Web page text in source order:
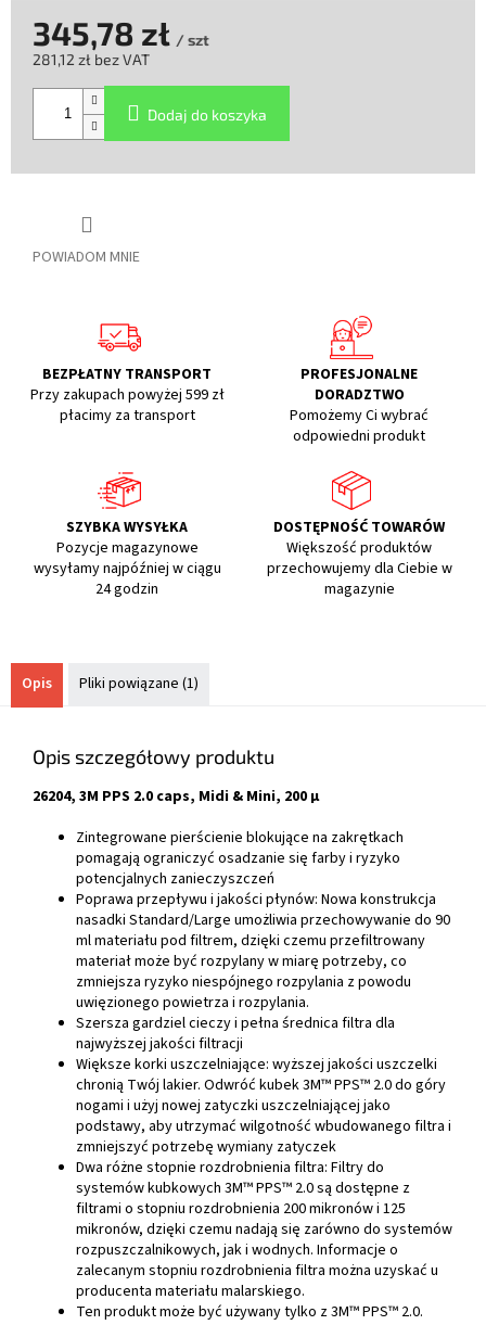
POWIADOM MNIE
345,78 zł / szt
281,12 zł bez VAT
jednostkowa:
Dodaj do koszyka
BEZPŁATNY TRANSPORT
Przy zakupach powyżej 599 zł
płacimy za transport
PROFESJONALNE
DORADZTWO
Pomożemy Ci wybrać
odpowiedni produkt
SZYBKA WYSYŁKA
Pozycje magazynowe
wysyłamy najpóźniej w ciągu
24 godzin
DOSTĘPNOŚĆ TOWARÓW
Większość produktów
przechowujemy dla Ciebie w
magazynie
Opis Pliki powiązane (1)
Opis szczegółowy produktu
26204, 3M PPS 2.0 caps, Midi & Mini, 200 μ
Zintegrowane pierścienie blokujące na zakrętkach
pomagają ograniczyć osadzanie się farby i ryzyko
potencjalnych zanieczyszczeń
Poprawa przepływu i jakości płynów: Nowa konstrukcja
nasadki Standard/Large umożliwia przechowywanie do 90
ml materiału pod filtrem, dzięki czemu przefiltrowany
materiał może być rozpylany w miarę potrzeby, co
zmniejsza ryzyko niespójnego rozpylania z powodu
uwięzionego powietrza i rozpylania.
Szersza gardziel cieczy i pełna średnica filtra dla
najwyższej jakości filtracji
Większe korki uszczelniające: wyższej jakości uszczelki
chronią Twój lakier. Odwróć kubek 3M™ PPS™ 2.0 do góry
nogami i użyj nowej zatyczki uszczelniającej jako
podstawy, aby utrzymać wilgotność wbudowanego filtra i
zmniejszyć potrzebę wymiany zatyczek
Dwa różne stopnie rozdrobnienia filtra: Filtry do
systemów kubkowych 3M™ PPS™ 2.0 są dostępne z
filtrami o stopniu rozdrobnienia 200 mikronów i 125
mikronów, dzięki czemu nadają się zarówno do systemów
rozpuszczalnikowych, jak i wodnych. Informacje o
zalecanym stopniu rozdrobnienia filtra można uzyskać u
producenta materiału malarskiego.
Ten produkt może być używany tylko z 3M™ PPS™ 2.0.